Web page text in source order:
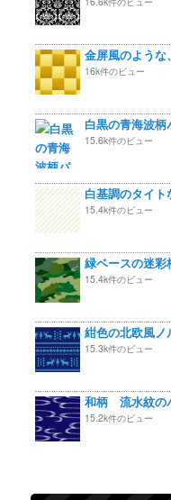
金屏風のよう
16k件のビュー
白黒の青海波柄
15.6k件のビュー
白基調のタイ
15.4k件のビュー
緑ベースの迷彩
15.4k件のビュー
紺色の北欧風
15.3k件のビュー
和柄 流水紋の
15.2k件のビュー